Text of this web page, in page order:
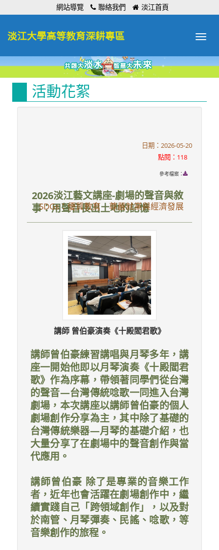
網站導覽 聯絡我們 淡江首頁
Toggle
淡江大學高等教育深耕專區
活動花絮
日期：2026-05-20
點閱：118
參考檔案：
2026淡江藝文講座-劇場的聲音與敘
事：用聲音長出土地的記憶
SDGs：優質教育 尊嚴就業與經濟發展
講師 曾伯豪演奏《十殿閻君歌》
講師曾伯豪練習講唱與月琴多年，講
座一開始他即以月琴演奏《十殿閻君
歌》作為序幕，帶領著同學們從台灣
的聲音—台灣傳統唸歌一同進入台灣
劇場，本次講座以講師曾伯豪的個人
劇場創作分享為主，其中除了基礎的
台灣傳統樂器—月琴的基礎介紹，也
大量分享了在劇場中的聲音創作與當
代應用。
講師曾伯豪 除了是專業的音樂工作
者，近年也會活躍在劇場創作中，繼
續實踐自己「跨領域創作」，以及對
於南管、月琴彈奏、民謠、唸歌，等
音樂創作的旅程。